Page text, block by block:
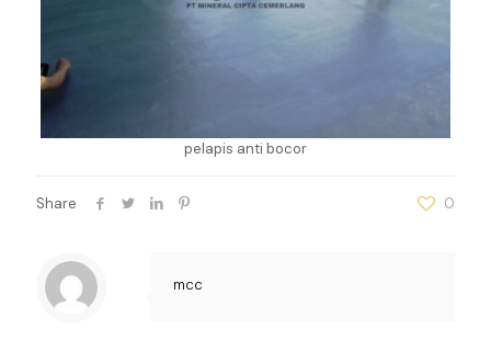
pelapis anti bocor
Share 0
mcc